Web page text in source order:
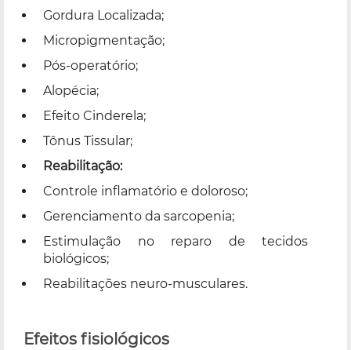
Gordura Localizada;
Micropigmentação;
Pós-operatório;
Alopécia;
Efeito Cinderela;
Tônus Tissular;
Reabilitação:
Controle inflamatório e doloroso;
Gerenciamento da sarcopenia;
Estimulação no reparo de tecidos
biológicos;
Reabilitações neuro-musculares.
Efeitos fisiológicos